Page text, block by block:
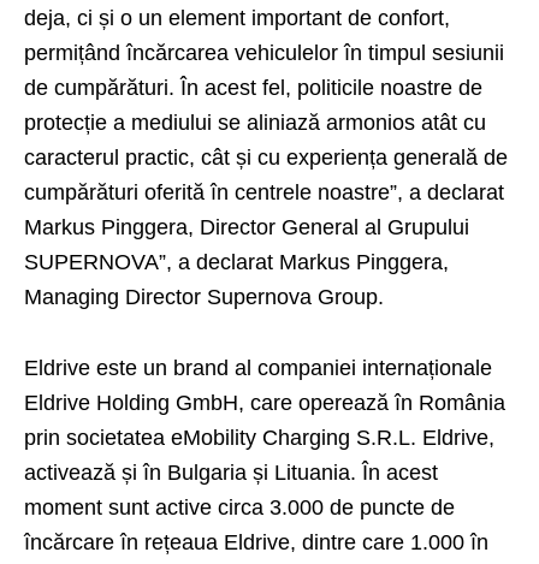
deja, ci și o un element important de confort,
permițând încărcarea vehiculelor în timpul sesiunii
de cumpărături. În acest fel, politicile noastre de
protecție a mediului se aliniază armonios atât cu
caracterul practic, cât și cu experiența generală de
cumpărături oferită în centrele noastre”, a declarat
Markus Pinggera, Director General al Grupului
SUPERNOVA”, a declarat Markus Pinggera,
Managing Director Supernova Group.
Eldrive este un brand al companiei internaționale
Eldrive Holding GmbH, care operează în România
prin societatea eMobility Charging S.R.L. Eldrive,
activează și în Bulgaria și Lituania. În acest
moment sunt active circa 3.000 de puncte de
încărcare în rețeaua Eldrive, dintre care 1.000 în